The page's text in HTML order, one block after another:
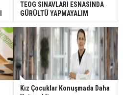
TEOG SINAVLARI ESNASINDA
GÜRÜLTÜ YAPMAYALIM
Kız Çocuklar Konuşmada Daha